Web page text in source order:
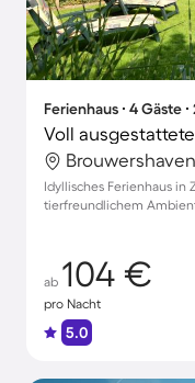
Ferienhaus ∙ 4 Gäste
Idyllisches Ferienhaus in
tierfreundlichem
ab 104 €
pro Nacht
5.0